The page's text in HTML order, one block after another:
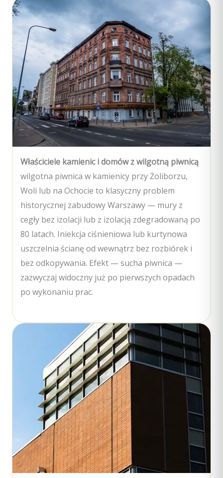
Właściciele kamienic i domów z wilgotną piwnicą
wilgotna piwnica w kamienicy przy Żoliborzu,
Woli lub na Ochocie to klasyczny problem
historycznej zabudowy Warszawy — mury z
cegły bez izolacji lub z izolacją zdegradowaną po
80 latach. Iniekcja ciśnieniowa lub kurtynowa
uszczelnia ścianę od wewnątrz bez rozbiórek i
bez odkopywania. Efekt — sucha piwnica —
zazwyczaj widoczny już po pierwszych opadach
po wykonaniu prac.